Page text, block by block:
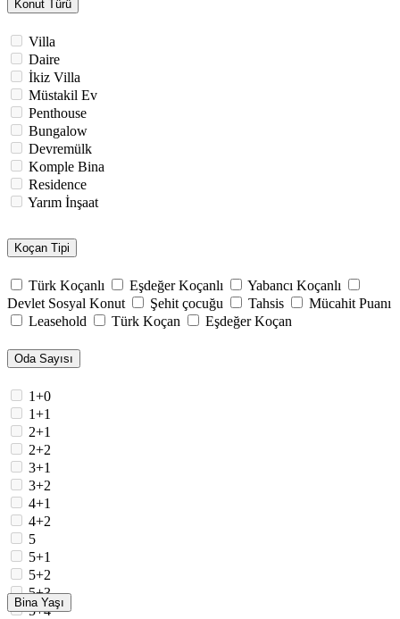
Konut Türü
Villa
Daire
İkiz Villa
Müstakil Ev
Penthouse
Bungalow
Devremülk
Komple Bina
Residence
Yarım İnşaat
Koçan Tipi
Türk Koçanlı Eşdeğer Koçanlı
Yabancı Koçanlı
Devlet Sosyal Konut
Şehit çocuğu Tahsis
Mücahit Puanı
Leasehold
Türk Koçan Eşdeğer Koçan
Oda Sayısı
1+0
1+1
2+1
2+2
3+1
3+2
4+1
4+2
5
5+1
5+2
5+3
5+4
Bina Yaşı